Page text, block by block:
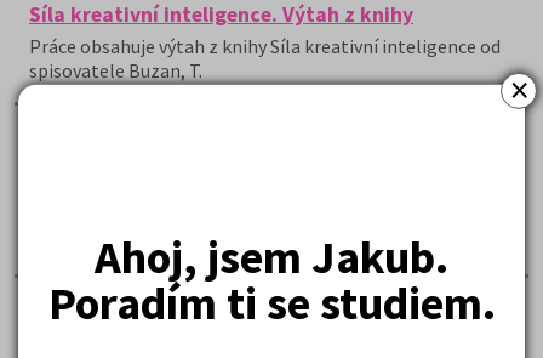
×
Ahoj, jsem Jakub.
Poradím ti se studiem.
Síla kreativní inteligence. Výtah z knihy
Práce obsahuje výtah z knihy Síla kreativní inteligence od
spisovatele Buzan, T.
identity člověka ve světě znaků.
Teorie hodnoty (axologie) - výtahy ze zajímavých